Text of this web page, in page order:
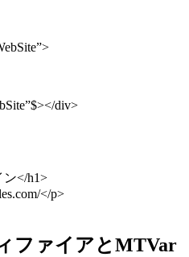
div>
</h1>
</p>
ファイアとMTVar